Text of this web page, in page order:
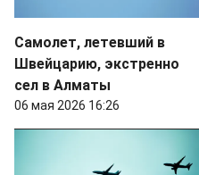
Самолет, летевший в
Швейцарию, экстренно
сел в Алматы
06 мая 2026 16:26